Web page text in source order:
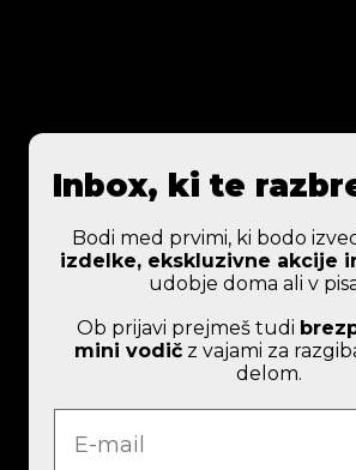
Inbox, ki te
Bodi med prvimi, ki bodo
izdelke, ekskluzivne akcije
udobje doma ali v
Ob prijavi prejmeš tudi
mini vodičz vajami za
delom.